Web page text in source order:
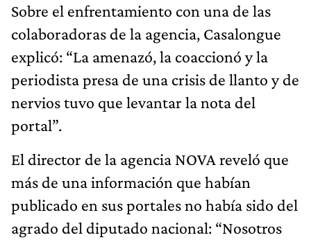
Sobre el enfrentamiento con una de las
colaboradoras de la agencia, Casalongue
explicó: “La amenazó, la coaccionó y la
periodista presa de una crisis de llanto y de
nervios tuvo que levantar la nota del
portal”.
El director de la agencia NOVA reveló que
más de una información que habían
publicado en sus portales no había sido del
agrado del diputado nacional: “Nosotros